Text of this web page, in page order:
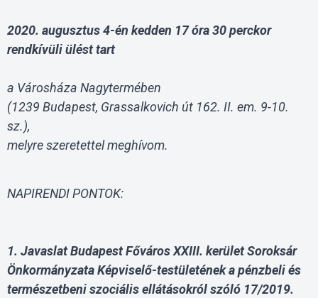
2020. augusztus 4-én kedden 17 óra 30 perckor
rendkívüli ülést tart
a Városháza Nagytermében
(1239 Budapest, Grassalkovich út 162. II. em. 9-10.
sz.),
melyre szeretettel meghívom.
NAPIRENDI PONTOK:
1. Javaslat Budapest Főváros XXIII. kerület Soroksár
Önkormányzata Képviselő-testületének a pénzbeli és
természetbeni szociális ellátásokról szóló 17/2019.